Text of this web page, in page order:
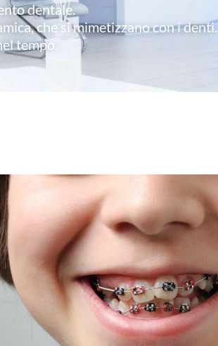
dentale.
che si mimetizzano con i denti.
tempo.